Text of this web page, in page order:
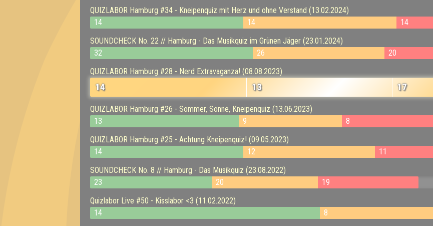
QUIZLABOR Hamburg #34 - Kneipenquiz mit Herz und ohne Verstand (13.02.2024)
14
14
14
SOUNDCHECK No. 22 // Hamburg - Das Musikquiz im Grünen Jäger (23.01.2024)
32
26
20
QUIZLABOR Hamburg #28 - Nerd Extravaganza! (08.08.2023)
14 13 17
QUIZLABOR Hamburg #26 - Sommer, Sonne, Kneipenquiz (13.06.2023)
13
9
8
QUIZLABOR Hamburg #25 - Achtung Kneipenquiz! (09.05.2023)
14
12
11
SOUNDCHECK No. 8 // Hamburg - Das Musikquiz (23.08.2022)
23
20
19
Quizlabor Live #50 - Kisslabor <3 (11.02.2022)
14
8